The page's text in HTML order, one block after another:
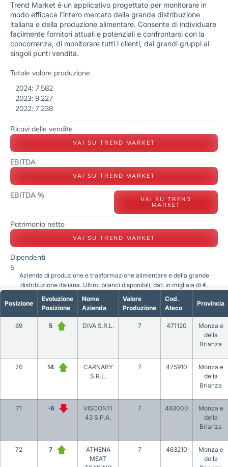
Trend Market è un applicativo progettato per monitorare in
modo efficace l’intero mercato della grande distribuzione
italiana e della produzione alimentare. Consente di individuare
facilmente fornitori attuali e potenziali e confrontarsi con la
concorrenza, di monitorare tutti i clienti, dai grandi gruppi ai
singoli punti vendita.
Totale valore produzione
2024: 7.582
2023: 9.227
2022: 7.238
Ricavi delle vendite
VAI SU TREND MARKET
EBITDA
VAI SU TREND MARKET
EBITDA % VAI SU TREND
MARKET
Patrimonio netto
VAI SU TREND MARKET
Dipendenti
5
Posizione
Evoluzione
Posizione
Nome
Azienda
Valore
Produzione
Cod.
Ateco
Provincia
69 5 DIVA S.R.L. 7 471120
Monza e
della
Brianza
70 14
CARNABY
S.R.L.
7 475910
Monza e
della
Brianza
71 -6
VISCONTI
43 S.P.A.
7 463000
Monza e
della
Brianza
72 7
ATHENA
MEAT
7 463210
Monza e
della
Aziende di produzione e trasformazione alimentare e della grande
distribuzione italiana. Ultimi bilanci disponibili, dati in migliaia di €.